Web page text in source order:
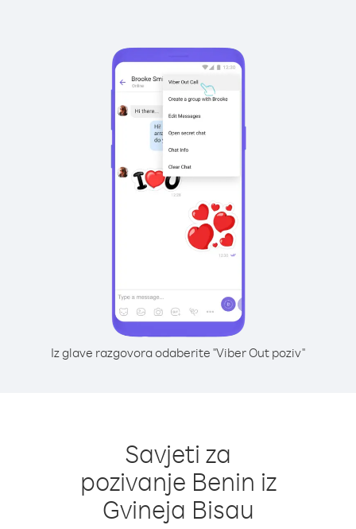
Iz glave razgovora odaberite "Viber Out poziv"
Savjeti za
pozivanje Benin iz
Gvineja Bisau